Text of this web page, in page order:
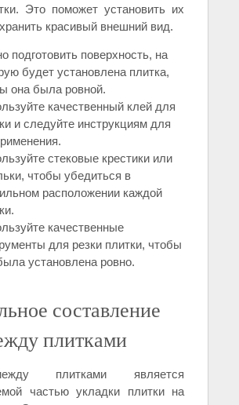
Это поможет установить их
красивый внешний вид.
подготовить поверхность, на
будет установлена плитка,
она была ровной.
качественный клей для
и следуйте инструкциям для
стековые крестики или
чтобы убедиться в
расположении каждой
качественные
для резки плитки, чтобы
установлена ровно.
составление
плитками
плитками является
частью укладки плитки на